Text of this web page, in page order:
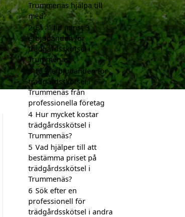
Trummenäs hjälpa till
med?
2 Få alltid minst 3
erbjudanden för
trädgårdsskötsel i
Trummenäs
3 Få 3 erbjudanden för
trädgårdsskötsel i
Trummenäs från
professionella företag
4 Hur mycket kostar
trädgårdsskötsel i
Trummenäs?
5 Vad hjälper till att
bestämma priset på
trädgårdsskötsel i
Trummenäs?
6 Sök efter en
professionell för
trädgårdsskötsel i andra